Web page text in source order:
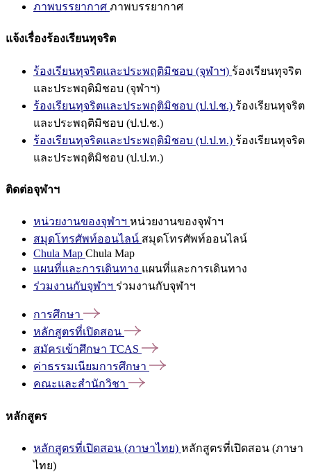
ภาพบรรยากาศ ภาพบรรยากาศ
แจ้งเรื่องร้องเรียนทุจริต
ร้องเรียนทุจริตและประพฤติมิชอบ (จุฬาฯ) ร้องเรียนทุจริต
และประพฤติมิชอบ (จุฬาฯ)
ร้องเรียนทุจริตและประพฤติมิชอบ (ป.ป.ช.) ร้องเรียนทุจริต
และประพฤติมิชอบ (ป.ป.ช.)
ร้องเรียนทุจริตและประพฤติมิชอบ (ป.ป.ท.) ร้องเรียนทุจริต
และประพฤติมิชอบ (ป.ป.ท.)
ติดต่อจุฬาฯ
หน่วยงานของจุฬาฯ หน่วยงานของจุฬาฯ
สมุดโทรศัพท์ออนไลน์ สมุดโทรศัพท์ออนไลน์
Chula Map Chula Map
แผนที่และการเดินทาง แผนที่และการเดินทาง
ร่วมงานกับจุฬาฯ ร่วมงานกับจุฬาฯ
การศึกษา
หลักสูตรที่เปิดสอน
สมัครเข้าศึกษา TCAS
ค่าธรรมเนียมการศึกษา
คณะและสำนักวิชา
หลักสูตร
หลักสูตรที่เปิดสอน (ภาษาไทย) หลักสูตรที่เปิดสอน (ภาษา
ไทย)